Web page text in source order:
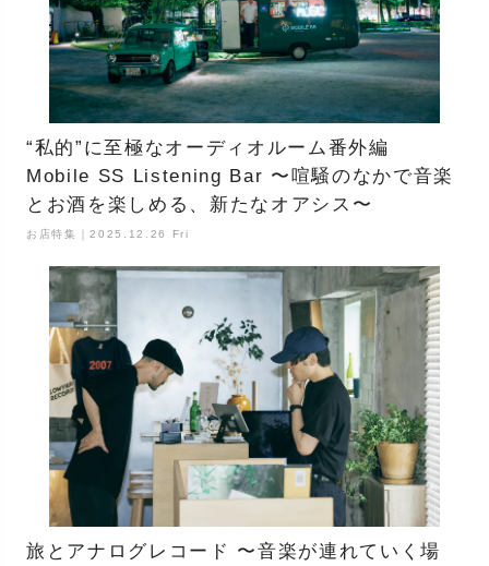
“私的”に至極なオーディオルーム番外編
Mobile SS Listening Bar 〜喧騒のなかで音楽
とお酒を楽しめる、新たなオアシス〜
お店特集｜2025.12.26 Fri
旅とアナログレコード 〜音楽が連れていく場